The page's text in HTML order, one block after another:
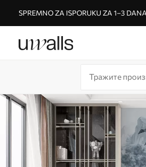
SPREMNO ZA ISPORUKU ZA 1–3 DANA